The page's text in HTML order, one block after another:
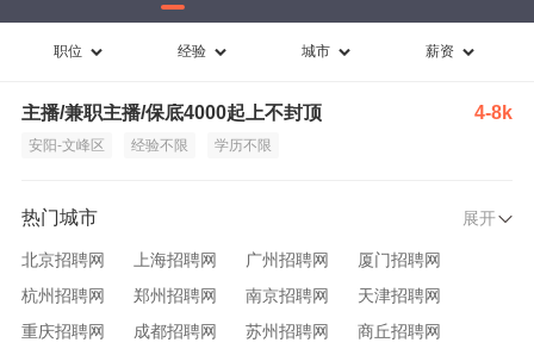
职位 经验 城市 薪资
主播/兼职主播/保底4000起上不封顶 4-8k
安阳-文峰区 经验不限 学历不限
热门城市 展开
北京招聘网 上海招聘网 广州招聘网
厦门招聘网
杭州招聘网
郑州招聘网 南京招聘网
天津招聘网
重庆招聘网
成都招聘网 苏州招聘网
商丘招聘网